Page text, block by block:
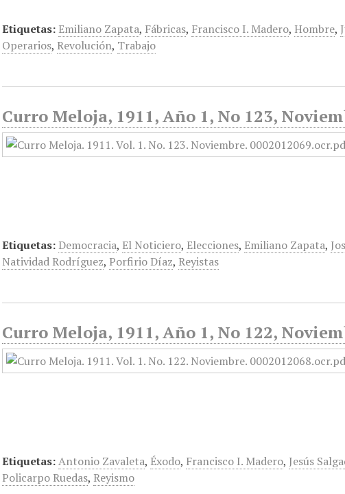
Etiquetas: Emiliano Zapata, Fábricas, Francisco I. Madero, Hombre,
Operarios, Revolución, Trabajo
Curro Meloja, 1911, Año 1, No 123,
Etiquetas: Democracia, El Noticiero, Elecciones, Emiliano Zapata,
Natividad Rodríguez, Porfirio Díaz, Reyistas
Curro Meloja, 1911, Año 1, No 122,
Etiquetas:Antonio Zavaleta, Éxodo, Francisco I. Madero, Jesús
Policarpo Ruedas, Reyismo